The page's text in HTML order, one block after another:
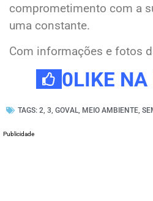
comprometimento com a
uma constante.
Com informações e fotos
0LIKE
TAGS: 2 3 GOVAL MEIO AMBIENTE
Publicidade